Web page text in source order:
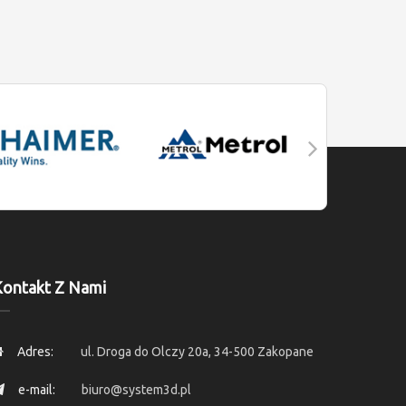
Z Nami
Adres: ul. Droga do Olczy 20a, 34-500 Zakopane
e-mail: biuro@system3d.pl